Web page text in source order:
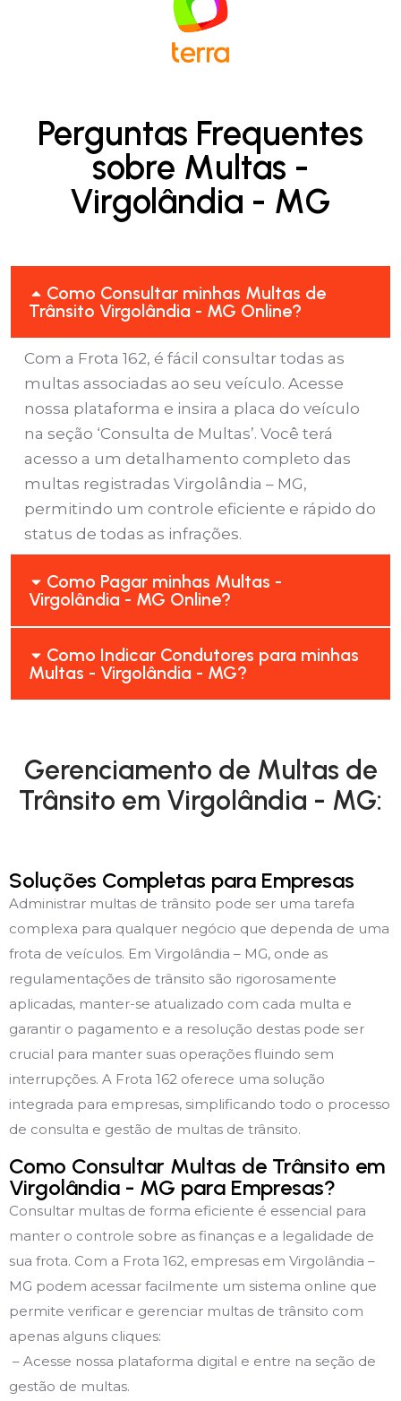
Perguntas Frequentes
sobre Multas -
Virgolândia - MG
Como Consultar minhas Multas de
Trânsito Virgolândia - MG Online?
Com a Frota 162, é fácil consultar todas as
multas associadas ao seu veículo. Acesse
nossa plataforma e insira a placa do veículo
na seção ‘Consulta de Multas’. Você terá
acesso a um detalhamento completo das
multas registradas Virgolândia – MG,
permitindo um controle eficiente e rápido do
status de todas as infrações.
Como Pagar minhas Multas -
Virgolândia - MG Online?
Como Indicar Condutores para minhas
Multas - Virgolândia - MG?
Gerenciamento de Multas de
Trânsito em Virgolândia - MG:
Soluções Completas para Empresas
Administrar multas de trânsito pode ser uma tarefa
complexa para qualquer negócio que dependa de uma
frota de veículos. Em Virgolândia – MG, onde as
regulamentações de trânsito são rigorosamente
aplicadas, manter-se atualizado com cada multa e
garantir o pagamento e a resolução destas pode ser
crucial para manter suas operações fluindo sem
interrupções. A Frota 162 oferece uma solução
integrada para empresas, simplificando todo o processo
de consulta e gestão de multas de trânsito.
Como Consultar Multas de Trânsito em
Virgolândia - MG para Empresas?
Consultar multas de forma eficiente é essencial para
manter o controle sobre as finanças e a legalidade de
sua frota. Com a Frota 162, empresas em Virgolândia –
MG podem acessar facilmente um sistema online que
permite verificar e gerenciar multas de trânsito com
apenas alguns cliques:
– Acesse nossa plataforma digital e entre na seção de
gestão de multas.